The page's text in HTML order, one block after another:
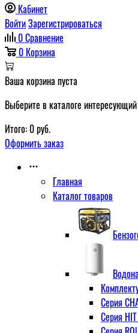
Кабинет
ВойтиЗарегистрироваться
0Сравнение
0 Корзина
Ваша корзина пуста
Выберите в каталоге
Итого: 0руб.
Оформить заказ
Главная
Каталог товаров
Серия
Серия